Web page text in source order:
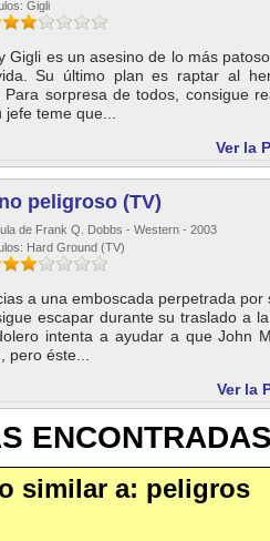
Gigli
Gigli es un asesino de lo más
Su último plan es raptar al
Para sorpresa de todos, consigue
jefe teme que...
Ver la
peligroso (TV)
de Frank Q. Dobbs - Western - 2003
Hard Ground (TV)
a una emboscada perpetrada
escapar durante su traslado a
intenta a ayudar a que John
pero éste...
Ver la
similar a: peligros